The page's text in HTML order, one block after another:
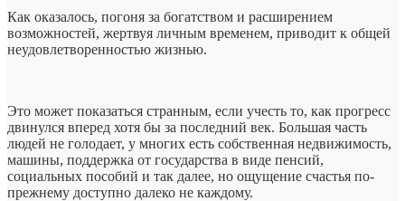
Как оказалось, погоня за богатством и расширением
возможностей, жертвуя личным временем, приводит к общей
неудовлетворенностью жизнью.
Это может показаться странным, если учесть то, как прогресс
двинулся вперед хотя бы за последний век. Большая часть
людей не голодает, у многих есть собственная недвижимость,
машины, поддержка от государства в виде пенсий,
социальных пособий и так далее, но ощущение счастья по-
прежнему доступно далеко не каждому.